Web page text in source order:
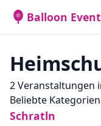
Balloon
2 Veranstaltungen
Beliebte
Schratln